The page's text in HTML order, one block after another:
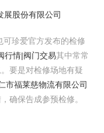
展股份有限公司
可珍爱官方发布的检修
行情|阀门交易其中常常
要是对检修场地有疑
市福莱慈物流有限公司
确保告成参预检修。